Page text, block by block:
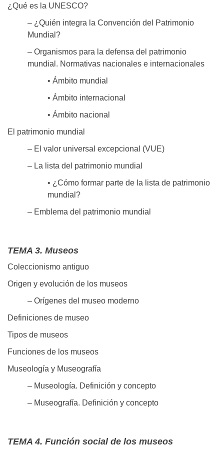
¿Qué es la UNESCO?
– ¿Quién integra la Convención del Patrimonio
Mundial?
– Organismos para la defensa del patrimonio
mundial. Normativas nacionales e internacionales
• Ámbito mundial
• Ámbito internacional
• Ámbito nacional
El patrimonio mundial
– El valor universal excepcional (VUE)
– La lista del patrimonio mundial
• ¿Cómo formar parte de la lista de patrimonio
mundial?
– Emblema del patrimonio mundial
TEMA 3. Museos
Coleccionismo antiguo
Origen y evolución de los museos
– Orígenes del museo moderno
Definiciones de museo
Tipos de museos
Funciones de los museos
Museología y Museografía
– Museología. Definición y concepto
– Museografía. Definición y concepto
TEMA 4. Función social de los museos